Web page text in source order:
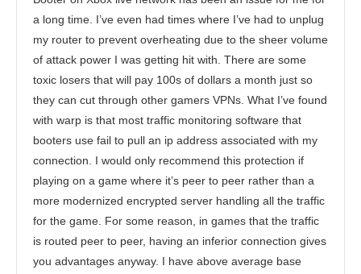
a long time. I’ve even had times where I’ve had to unplug
my router to prevent overheating due to the sheer volume
of attack power I was getting hit with. There are some
toxic losers that will pay 100s of dollars a month just so
they can cut through other gamers VPNs. What I’ve found
with warp is that most traffic monitoring software that
booters use fail to pull an ip address associated with my
connection. I would only recommend this protection if
playing on a game where it’s peer to peer rather than a
more modernized encrypted server handling all the traffic
for the game. For some reason, in games that the traffic
is routed peer to peer, having an inferior connection gives
you advantages anyway. I have above average base